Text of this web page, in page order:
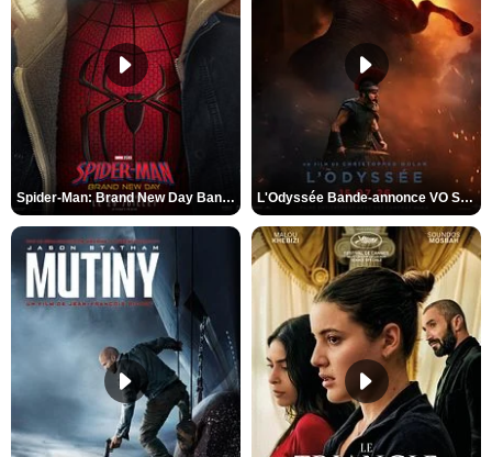
Spider-Man: Brand New Day Bande-annonce VO STFR L'Odyssée Bande-annonce VO STFR